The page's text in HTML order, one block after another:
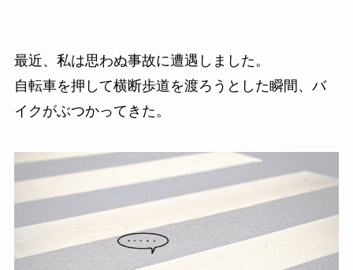
最近、私は思わぬ事故に遭遇しました。
自転車を押して横断歩道を渡ろうとした瞬間、バ
イクがぶつかってきた。